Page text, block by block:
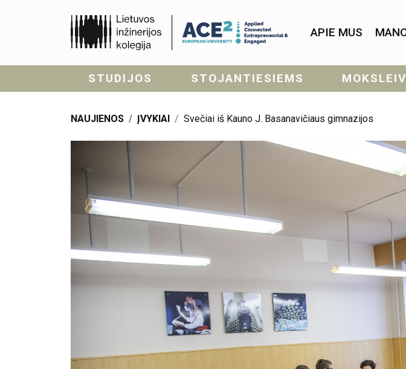
APIE MUS
STUDIJOS STOJANTIESIEMS
NAUJIENOS ĮVYKIAI Svečiai iš Kauno J. Basanavičiaus gimnazijos